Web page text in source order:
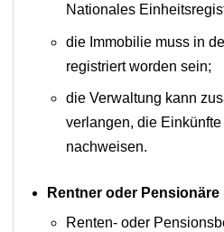
Nationales
die Immobilie muss in
registriert worden sein;
die Verwaltung kann
verlangen, die
nachweisen.
Rentner oder Pensionäre
Renten- oder